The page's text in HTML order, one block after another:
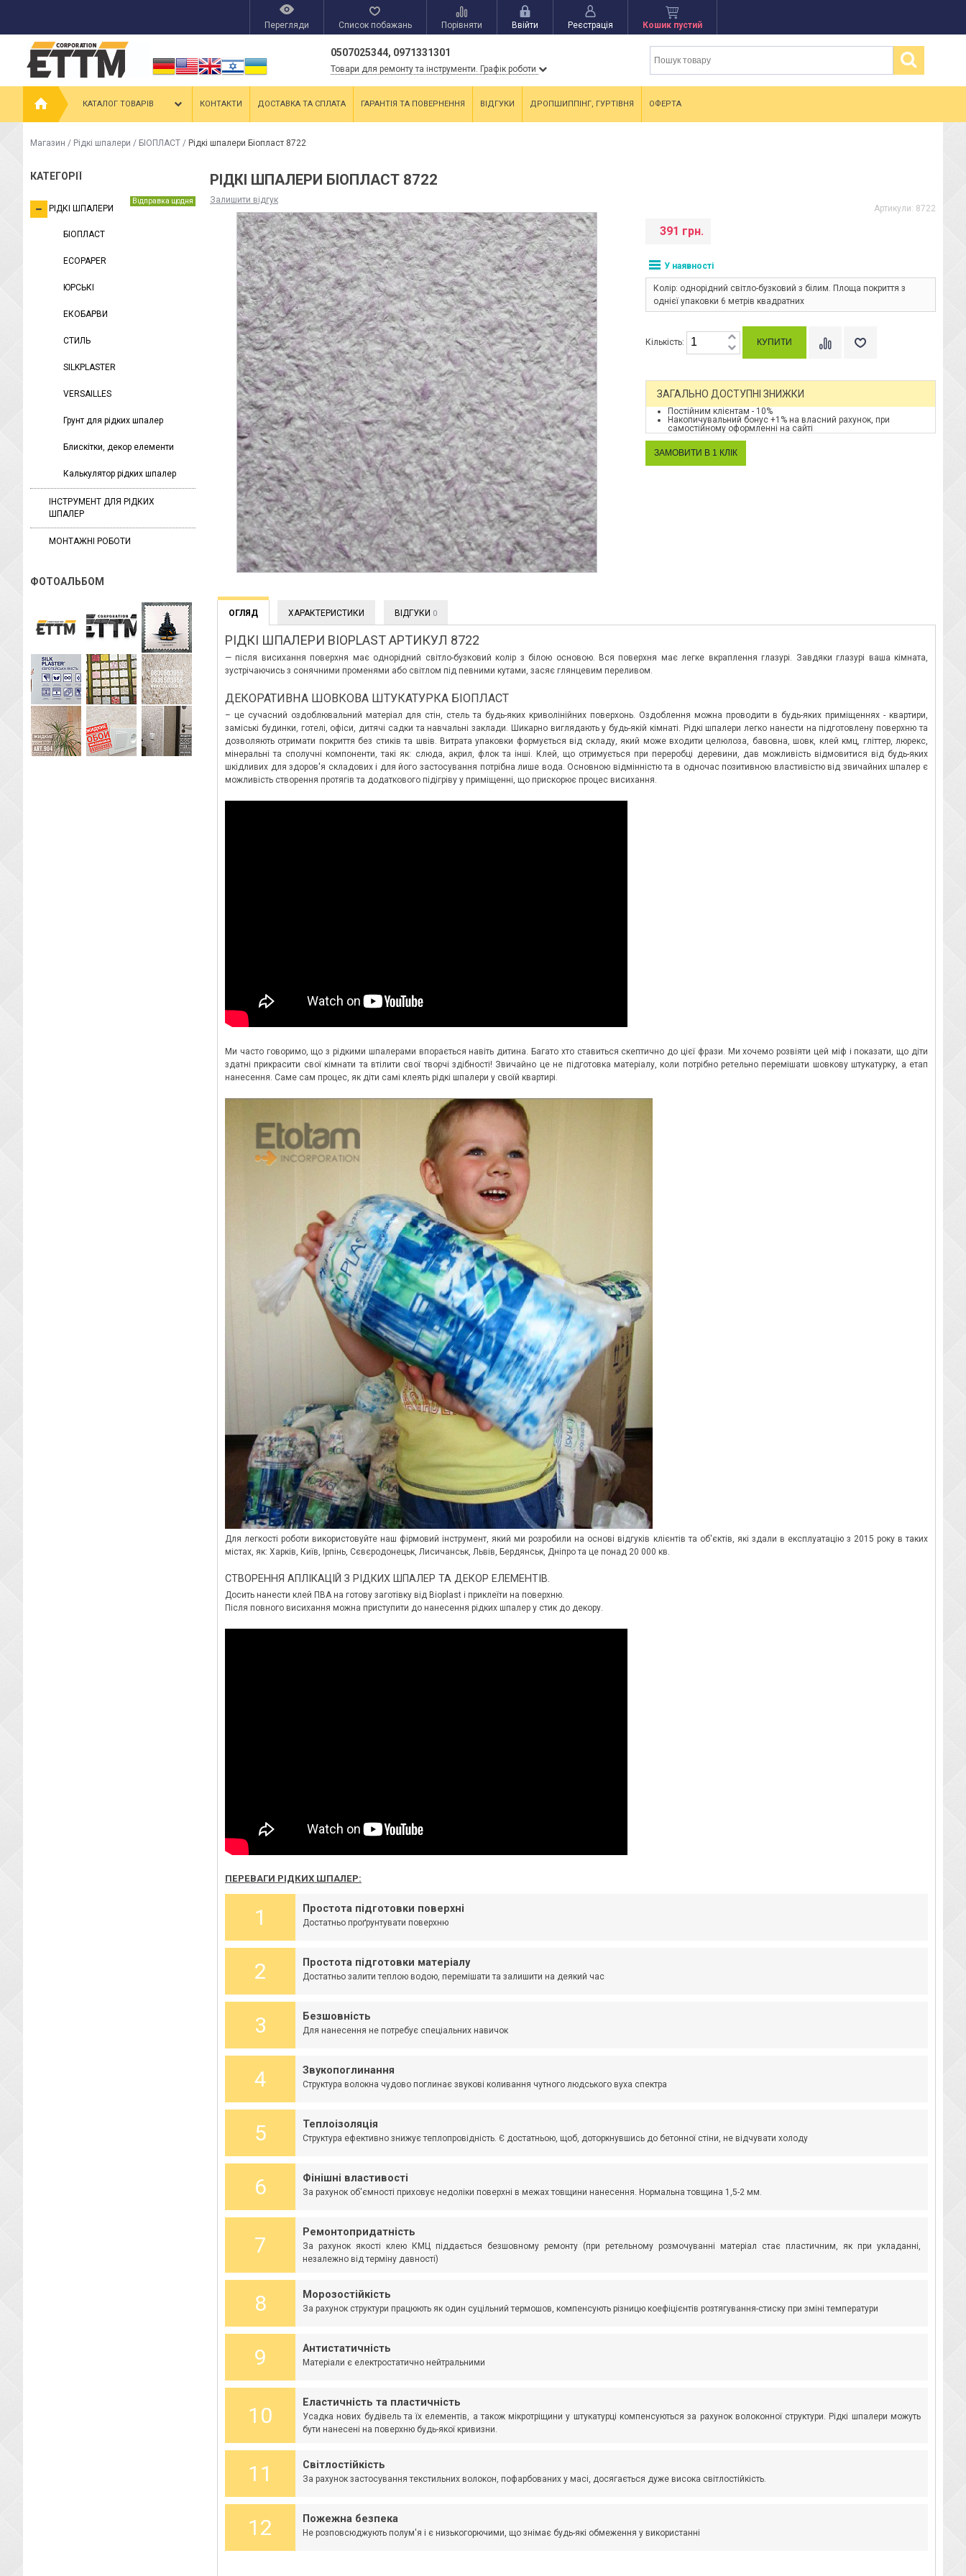
Перегляди Список побажань Порівняти Ввійти Реєстрація Кошик пустий
0507025344, 0971331301
Товари для ремонту та інструменти. Графік роботи
КАТАЛОГ ТОВАРІВ КОНТАКТИ ДОСТАВКА ТА СПЛАТА ГАРАНТІЯ ТА ПОВЕРНЕННЯ ВІДГУКИ ДРОПШИППІНГ, ГУРТІВНЯ ОФЕРТА
Магазин / Рідкі шпалери / БІОПЛАСТ / Рідкі шпалери Біопласт 8722
КАТЕГОРІЇ
РІДКІ ШПАЛЕРИ
Відправка щодня
БІОПЛАСТ
ECOPAPER
ЮРСЬКІ
ЕКОБАРВИ
СТИЛЬ
SILKPLASTER
VERSAILLES
Грунт для рідких шпалер
Блискітки, декор елементи
Калькулятор рідких шпалер
ІНСТРУМЕНТ ДЛЯ РІДКИХ
ШПАЛЕР
МОНТАЖНІ РОБОТИ
ФОТОАЛЬБОМ
РІДКІ ШПАЛЕРИ БІОПЛАСТ 8722
Залишити відгук
Артикули: 8722
391 грн.
У наявності
Колір: однорідний світло-бузковий з білим. Площа покриття з
однієї упаковки 6 метрів квадратних
Кількість:
ЗАГАЛЬНО ДОСТУПНІ ЗНИЖКИ
Постійним клієнтам - 10%
Накопичувальний бонус +1% на власний рахунок, при
самостійному оформленні на сайті
ОГЛЯД ХАРАКТЕРИСТИКИ ВІДГУКИ 0
РІДКІ ШПАЛЕРИ BIOPLAST АРТИКУЛ 8722
— після висихання поверхня має однорідний світло-бузковий колір з білою основою. Вся поверхня має легке вкраплення глазурі. Завдяки глазурі ваша кімната,
зустрічаючись з сонячними променями або світлом під певними кутами, засяє глянцевим переливом.
ДЕКОРАТИВНА ШОВКОВА ШТУКАТУРКА БІОПЛАСТ
– це сучасний оздоблювальний матеріал для стін, стель та будь-яких криволінійних поверхонь. Оздоблення можна проводити в будь-яких приміщеннях - квартири,
заміські будинки, готелі, офіси, дитячі садки та навчальні заклади. Шикарно виглядають у будь-якій кімнаті. Рідкі шпалери легко нанести на підготовлену поверхню та
дозволяють отримати покриття без стиків та швів. Витрата упаковки формується від складу, який може входити целюлоза, бавовна, шовк, клей кмц, гліттер, люрекс,
мінеральні та сполучні компоненти, такі як: слюда, акрил, флок та інші. Клей, що отримується при переробці деревини, дав можливість відмовитися від будь-яких
шкідливих для здоров'я складових і для його застосування потрібна лише вода. Основною відмінністю та в одночас позитивною властивістю від звичайних шпалер є
можливість створення протягів та додаткового підігріву у приміщенні, що прискорює процес висихання.
Ми часто говоримо, що з рідкими шпалерами впорається навіть дитина. Багато хто ставиться скептично до цієї фрази. Ми хочемо розвіяти цей міф і показати, що діти
здатні прикрасити свої кімнати та втілити свої творчі здібності! Звичайно це не підготовка матеріалу, коли потрібно ретельно перемішати шовкову штукатурку, а етап
нанесення. Саме сам процес, як діти самі клеять рідкі шпалери у своїй квартирі.
Для легкості роботи використовуйте наш фірмовий інструмент, який ми розробили на основі відгуків клієнтів та об'єктів, які здали в експлуатацію з 2015 року в таких
містах, як: Харків, Київ, Ірпінь, Сєвєродонецьк, Лисичанськ, Львів, Бердянськ, Дніпро та це понад 20 000 кв.
СТВОРЕННЯ АПЛІКАЦІЙ З РІДКИХ ШПАЛЕР ТА ДЕКОР ЕЛЕМЕНТІВ.
Досить нанести клей ПВА на готову заготівку від Bioplast і приклеїти на поверхню.
Після повного висихання можна приступити до нанесення рідких шпалер у стик до декору.
ПЕРЕВАГИ РІДКИХ ШПАЛЕР:
1 Простота підготовки поверхні
Достатньо проґрунтувати поверхню
2 Простота підготовки матеріалу
Достатньо залити теплою водою, перемішати та залишити на деякий час
3 Безшовність
Для нанесення не потребує спеціальних навичок
4 Звукопоглинання
Структура волокна чудово поглинає звукові коливання чутного людського вуха спектра
5 Теплоізоляція
Структура ефективно знижує теплопровідність. Є достатньою, щоб, доторкнувшись до бетонної стіни, не відчувати холоду
6 Фінішні властивості
За рахунок об'ємності приховує недоліки поверхні в межах товщини нанесення. Нормальна товщина 1,5-2 мм.
7
Ремонтопридатність
За рахунок якості клею КМЦ піддається безшовному ремонту (при ретельному розмочуванні матеріал стає пластичним, як при укладанні,
незалежно від терміну давності)
8 Морозостійкість
За рахунок структури працюють як один суцільний термошов, компенсують різницю коефіцієнтів розтягування-стиску при зміні температури
9 Антистатичність
Матеріали є електростатично нейтральними
10
Еластичність та пластичність
Усадка нових будівель та їх елементів, а також мікротріщини у штукатурці компенсуються за рахунок волоконної структури. Рідкі шпалери можуть
бути нанесені на поверхню будь-якої кривизни.
11 Світлостійкість
За рахунок застосування текстильних волокон, пофарбованих у масі, досягається дуже висока світлостійкість.
12 Пожежна безпека
Не розповсюджують полум'я і є низькогорючими, що знімає будь-які обмеження у використанні